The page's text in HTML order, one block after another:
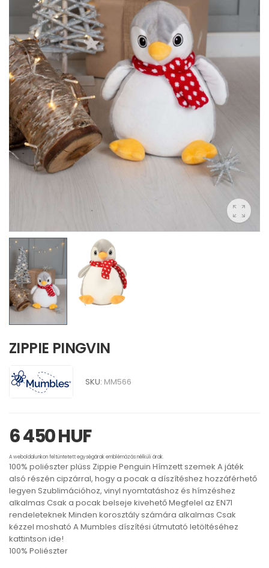
ZIPPIE PINGVIN
SKU: MM566
6 450 HUF
A weboldalunkon feltüntetett egységárak emblémázás nélküli árak.
100% poliészter plüss Zippie Penguin Hímzett szemek A játék
alsó részén cipzárral, hogy a pocak a díszítéshez hozzáférhető
legyen Szublimációhoz, vinyl nyomtatáshoz és hímzéshez
alkalmas Csak a pocak belseje kivehető Megfelel az EN71
rendeleteknek Minden korosztály számára alkalmas Csak
kézzel mosható A Mumbles díszítési útmutató letöltéséhez
kattintson ide!
100% Poliészter